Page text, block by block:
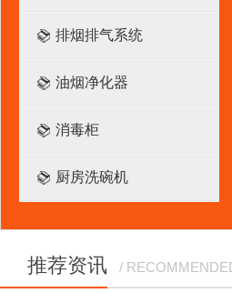
排烟排气系统
油烟净化器
消毒柜
厨房洗碗机
推荐资讯 /